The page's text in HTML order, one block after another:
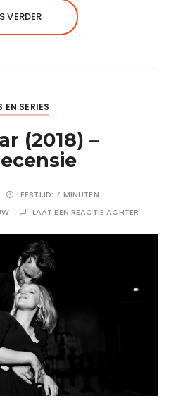
VERDER
EN SERIES
(2018) –
LEESTIJD: 7 MINUTEN
LAAT EEN REACTIE ACHTER